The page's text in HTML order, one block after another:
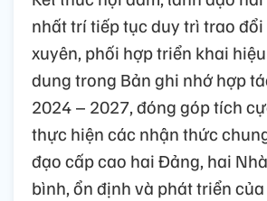
nhất trí tiếp tục duy trì trao
xuyên, phối hợp triển khai
dung trong Bản ghi nhớ hợp
2024 – 2027, đóng góp tích
thực hiện các nhận thức
đạo cấp cao hai Đảng, hai
bình, ổn định và phát triển